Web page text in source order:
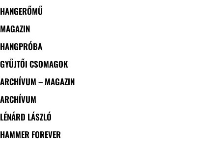
HANGERŐMŰ
MAGAZIN
HANGPRÓBA
GYŰJTŐI CSOMAGOK
ARCHÍVUM – MAGAZIN
ARCHÍVUM
LÉNÁRD LÁSZLÓ
HAMMER FOREVER